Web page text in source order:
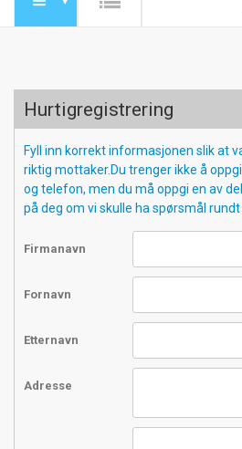
Hurtigregistrering
Fyll inn korrekt informasjonen slik at
riktig mottaker.Du trenger ikke å
og telefon, men du må oppgi en av
på deg om vi skulle ha spørsmål rundt
Firmanavn
Fornavn
Etternavn
Adresse